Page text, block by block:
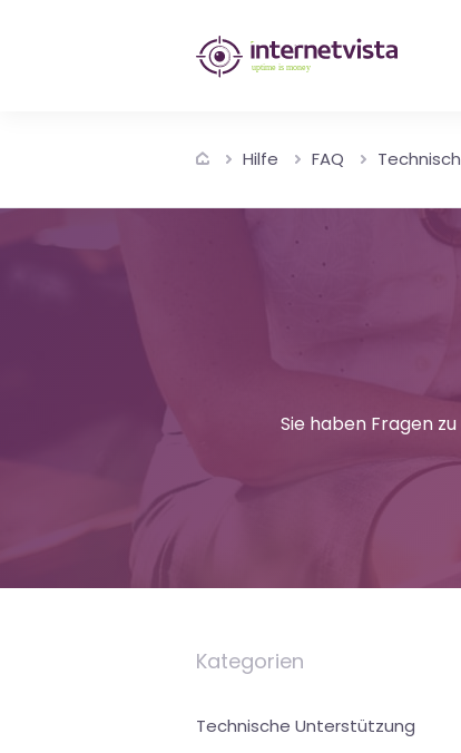
internetvista
-
Diensten
Uptime
Money
Hilfe FAQ
Sie haben Fragen
Kategorien
Technische Unterstützung